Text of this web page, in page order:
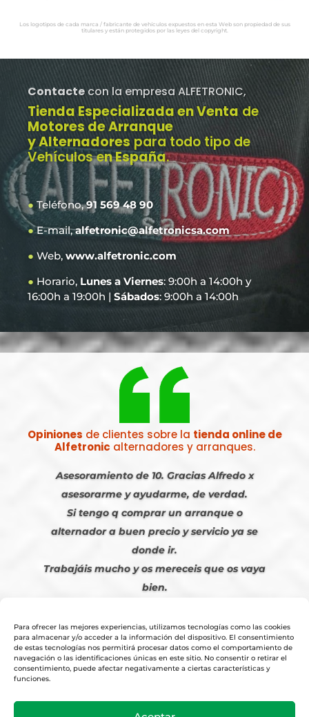
Para ofrecer las mejores experiencias, utilizamos tecnologías como las cookies
para almacenar y/o acceder a la información del dispositivo. El consentimiento
de estas tecnologías nos permitirá procesar datos como el comportamiento de
navegación o las identificaciones únicas en este sitio. No consentir o retirar el
consentimiento, puede afectar negativamente a ciertas características y
funciones.
Los logotipos de cada marca / fabricante de vehículos expuestos en esta Web son propiedad de sus
titulares y están protegidos por las leyes del copyright.
Contacte con la empresa ALFETRONIC,
Tienda Especializada en Venta de
Motores de Arranque
y Alternadores para todo tipo de
Vehículos en España.
●Teléfono,91 569 48 90
●E-mail,alfetronic@alfetronicsa.com
● Web, www.alfetronic.com
● Horario, Lunes a Viernes: 9:00h a 14:00h y
16:00h a 19:00h | Sábados: 9:00h a 14:00h
Opiniones de clientes sobre la tienda online de
Alfetronic alternadores y arranques.
Asesoramiento de 10. Gracias Alfredo x
asesorarme y ayudarme, de verdad.
Si tengo q comprar un arranque o
alternador a buen precio y servicio ya se
donde ir.
Trabajáis mucho y os mereceis que os vaya
bien.